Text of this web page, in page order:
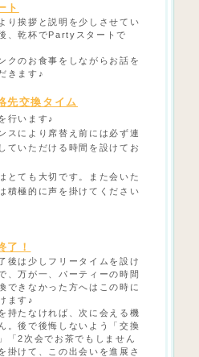
ト
り挨拶と説明を少しさせてい
、乾杯でPartyスタートで
クのお食事をしながらお話を
きます♪
先交換タイム
行います♪
スにより席替え前には必ず連
ていただける時間を設けてお
とても大切です。また会いた
積極的に声を掛けてください
了！
後は少しフリータイムを設け
、万が一、パーティーの時間
できなかった方へはこの時に
ます♪
持たなければ、次に会える機
。後で後悔しないよう「交換
「2次会でお茶でもしません
掛けて、この出会いを進展さ